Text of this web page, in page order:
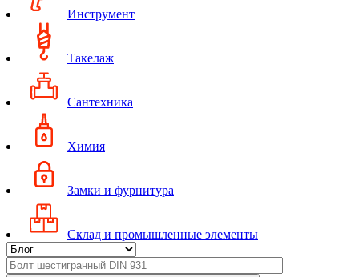
Инструмент
Такелаж
Сантехника
Химия
Замки и фурнитура
Склад и промышленные элементы